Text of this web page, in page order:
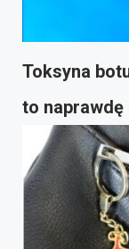
Toksyna
to naprawdę